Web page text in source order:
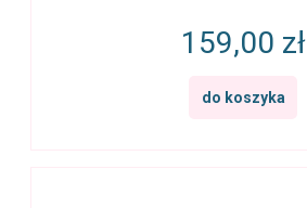
159,00 zł
do koszyka